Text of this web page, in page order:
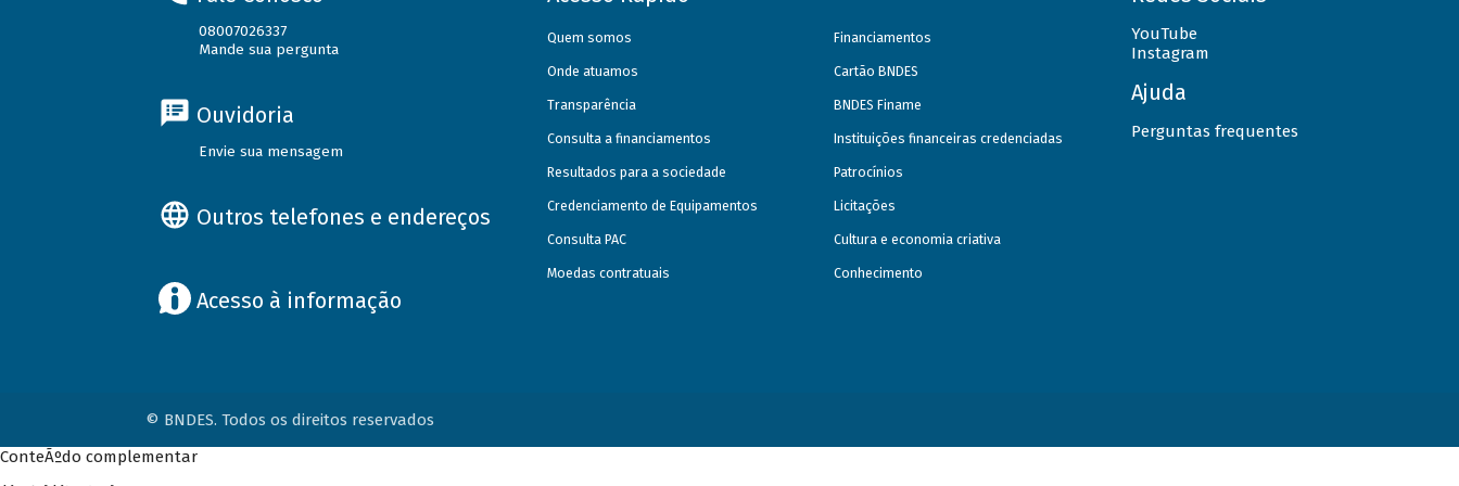
08007026337
Mande sua pergunta
Ouvidoria
Envie sua mensagem
Outros telefones e endereços
Acesso à informação
Quem somos
Onde atuamos
Transparência
Consulta a financiamentos
Resultados para a sociedade
Credenciamento de Equipamentos
Consulta PAC
Moedas contratuais
Financiamentos
Cartão BNDES
BNDES Finame
Instituições financeiras credenciadas
Patrocínios
Licitações
Cultura e economia criativa
Conhecimento
YouTube
Instagram
Ajuda
Perguntas frequentes
© BNDES. Todos os direitos reservados
ConteÃºdo complementar